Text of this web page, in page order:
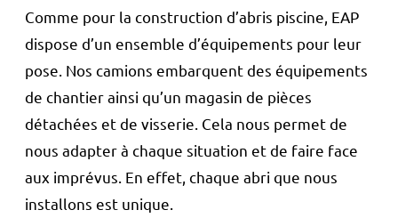
Comme pour la construction d’abris piscine, EAP
dispose d’un ensemble d’équipements pour leur
pose. Nos camions embarquent des équipements
de chantier ainsi qu’un magasin de pièces
détachées et de visserie. Cela nous permet de
nous adapter à chaque situation et de faire face
aux imprévus. En effet, chaque abri que nous
installons est unique.